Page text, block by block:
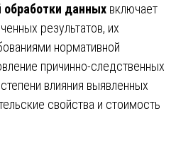
обработки данных включает
результатов, их
нормативной
причинно-следственных
влияния выявленных
свойства и стоимость